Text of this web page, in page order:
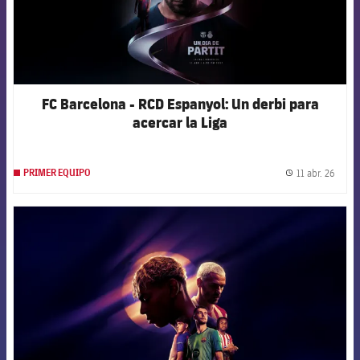
FC Barcelona - RCD Espanyol: Un derbi para
acercar la Liga
PRIMER EQUIPO 11 abr. 26